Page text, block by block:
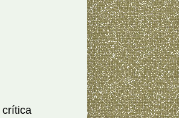
crítica